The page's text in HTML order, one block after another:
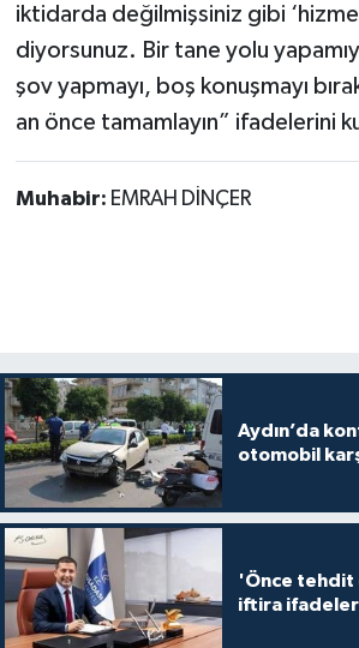
iktidarda değilmişsiniz gibi
diyorsunuz. Bir tane yolu
şov yapmayı, boş konuşmayı
an önce tamamlayın” ifadelerini
Muhabir: EMRAH DİNÇER
Aydın’da
otomobil
'Önce tehdit
iftira